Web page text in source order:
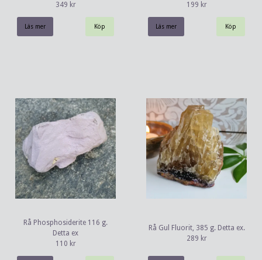
349 kr
Läs mer
199 kr
Läs mer
Rå Phosphosiderite 116 g.
Detta ex
110 kr
Rå Gul Fluorit, 385 g. Detta ex.
289 kr